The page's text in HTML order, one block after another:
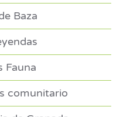
Baza
Fauna
comunitario